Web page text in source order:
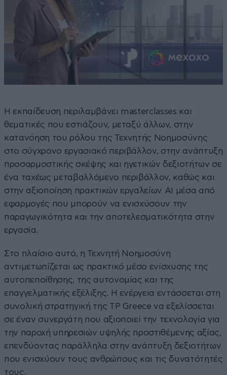
Η εκπαίδευση περιλαμβάνει masterclasses και
θεματικές που εστιάζουν, μεταξύ άλλων, στην
κατανόηση του ρόλου της Τεχνητής Νοημοσύνης
στο σύγχρονο εργασιακό περιβάλλον, στην ανάπτυξη
προσαρμοστικής σκέψης και ηγετικών δεξιοτήτων σε
ένα ταχέως μεταβαλλόμενο περιβάλλον, καθώς και
στην αξιοποίηση πρακτικών εργαλείων AI μέσα από
εφαρμογές που μπορούν να ενισχύσουν την
παραγωγικότητα και την αποτελεσματικότητα στην
εργασία.
Στο πλαίσιο αυτό, η Τεχνητή Νοημοσύνη
αντιμετωπίζεται ως πρακτικό μέσο ενίσχυσης της
αυτοπεποίθησης, της αυτονομίας και της
επαγγελματικής εξέλιξης. Η ενέργεια εντάσσεται στη
συνολική στρατηγική της TP Greece να εξελίσσεται
σε έναν συνεργάτη που αξιοποιεί την τεχνολογία για
την παροχή υπηρεσιών υψηλής προστιθέμενης αξίας,
επενδύοντας παράλληλα στην ανάπτυξη δεξιοτήτων
που ενισχύουν τους ανθρώπους και τις δυνατότητές
τους.